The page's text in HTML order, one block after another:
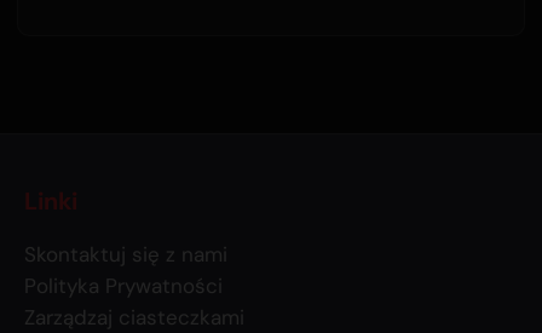
Linki
Skontaktuj się z nami
Polityka Prywatności
Zarządzaj ciasteczkami